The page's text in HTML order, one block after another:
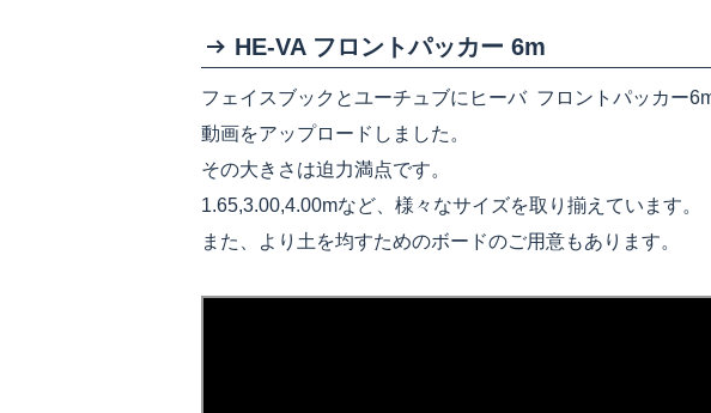
HE-VA フロントパッカー 6m
フェイスブックとユーチュブにヒーバ フロントパッカー
動画をアップロードしました。
その大きさは迫力満点です。
1.65,3.00,4.00mなど、様々なサイズを取り揃えています。
また、より土を均すためのボードのご用意もあります。